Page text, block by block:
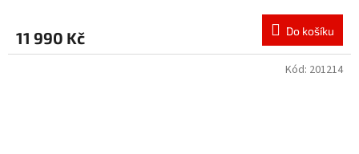
11 990 Kč Do košíku
Kód: 201214